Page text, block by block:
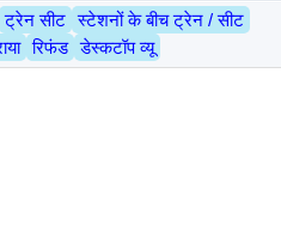
ट्रेन सीट स्टेशनों के बीच ट्रेन / सीट
रिफंड डेस्कटॉप व्यू